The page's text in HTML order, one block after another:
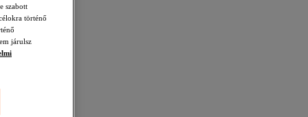
szabott
történő
járulsz